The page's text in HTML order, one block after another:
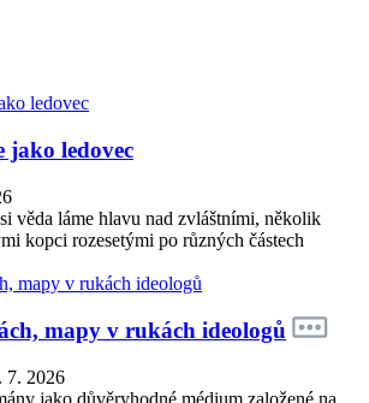
jako ledovec
věda láme hlavu nad zvláštními, několik
kopci rozesetými po různých částech
mapy v rukách ideologů
7. 2026
jako důvěryhodné médium založené na